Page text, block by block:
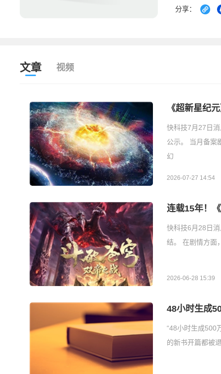
分享：
文章 视频
《超新星纪
快科技7月27日
公示。 当月备案
幻
2026-07-27 14:54
连载15年！
快科技6月28日
结。 在剧情方面
2026-06-28 15:39
48小时生成
“48小时生成500
的新书开篇都被